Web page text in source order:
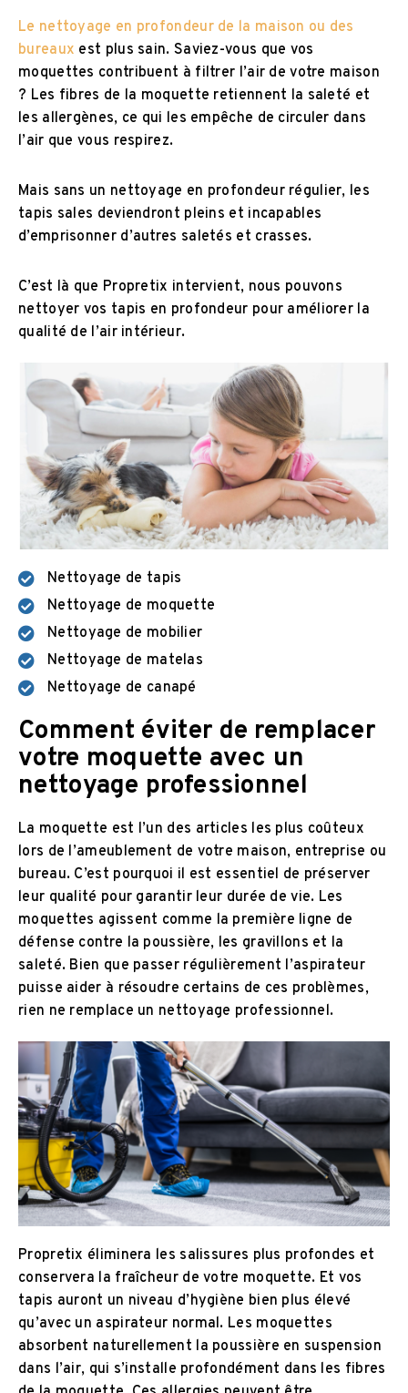
Le nettoyage en profondeur de la maison ou des
bureaux est plus sain. Saviez-vous que vos
moquettes contribuent à filtrer l’air de votre maison
? Les fibres de la moquette retiennent la saleté et
les allergènes, ce qui les empêche de circuler dans
l’air que vous respirez.
Mais sans un nettoyage en profondeur régulier, les
tapis sales deviendront pleins et incapables
d’emprisonner d’autres saletés et crasses.
C’est là que Propretix intervient, nous pouvons
nettoyer vos tapis en profondeur pour améliorer la
qualité de l’air intérieur.
Nettoyage de tapis
Nettoyage de moquette
Nettoyage de mobilier
Nettoyage de matelas
Nettoyage de canapé
Comment éviter de remplacer
votre moquette avec un
nettoyage professionnel
La moquette est l’un des articles les plus coûteux
lors de l’ameublement de votre maison, entreprise ou
bureau. C’est pourquoi il est essentiel de préserver
leur qualité pour garantir leur durée de vie. Les
moquettes agissent comme la première ligne de
défense contre la poussière, les gravillons et la
saleté. Bien que passer régulièrement l’aspirateur
puisse aider à résoudre certains de ces problèmes,
rien ne remplace un nettoyage professionnel.
Propretix éliminera les salissures plus profondes et
conservera la fraîcheur de votre moquette. Et vos
tapis auront un niveau d’hygiène bien plus élevé
qu’avec un aspirateur normal. Les moquettes
absorbent naturellement la poussière en suspension
dans l’air, qui s’installe profondément dans les fibres